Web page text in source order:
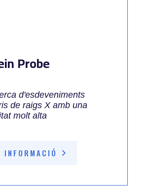
Probe
d'esdeveniments
de raigs X amb una
molt alta
INFORMACIÓ